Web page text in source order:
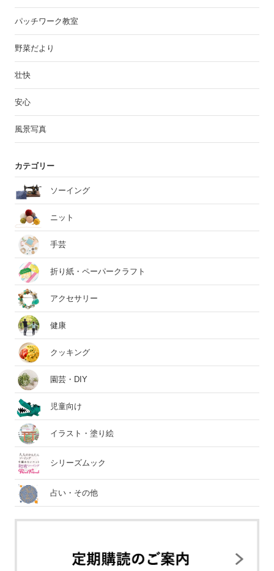
パッチワーク教室
野菜だより
壮快
安心
風景写真
カテゴリー
ソーイング
ニット
手芸
折り紙・ペーパークラフト
アクセサリー
健康
クッキング
園芸・DIY
児童向け
イラスト・塗り絵
シリーズムック
占い・その他